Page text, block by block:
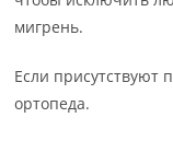
мигрень.
Если присутствуют
ортопеда.